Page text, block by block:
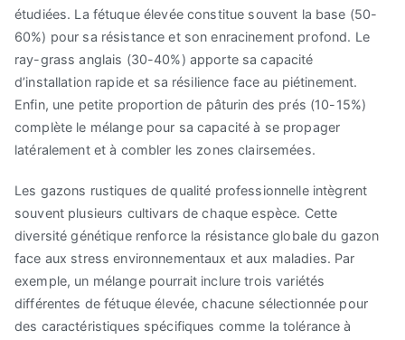
étudiées. La fétuque élevée constitue souvent la base (50-
60%) pour sa résistance et son enracinement profond. Le
ray-grass anglais (30-40%) apporte sa capacité
d’installation rapide et sa résilience face au piétinement.
Enfin, une petite proportion de pâturin des prés (10-15%)
complète le mélange pour sa capacité à se propager
latéralement et à combler les zones clairsemées.
Les gazons rustiques de qualité professionnelle intègrent
souvent plusieurs cultivars de chaque espèce. Cette
diversité génétique renforce la résistance globale du gazon
face aux stress environnementaux et aux maladies. Par
exemple, un mélange pourrait inclure trois variétés
différentes de fétuque élevée, chacune sélectionnée pour
des caractéristiques spécifiques comme la tolérance à